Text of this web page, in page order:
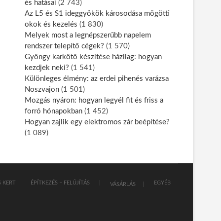
és hatásai (2 743)
Az L5 és S1 ideggyökök károsodása mögötti
okok és kezelés (1 830)
Melyek most a legnépszerűbb napelem
rendszer telepítő cégek? (1 570)
Gyöngy karkötő készítése házilag: hogyan
kezdjek neki? (1 541)
Különleges élmény: az erdei pihenés varázsa
Noszvajon (1 501)
Mozgás nyáron: hogyan legyél fit és friss a
forró hónapokban (1 452)
Hogyan zajlik egy elektromos zár beépítése?
(1 089)
KERT ÉPÍTKEZÉS – FELÚJÍTÁS VÁSÁRLÁS EGYÉB